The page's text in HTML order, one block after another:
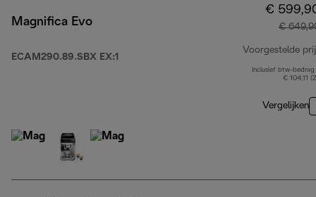
Magnifica Evo
ECAM290.89.SBX EX:1
€
€
Voorgestelde
Inclusief btw-bedrag
€ 104,11
Vergelijken